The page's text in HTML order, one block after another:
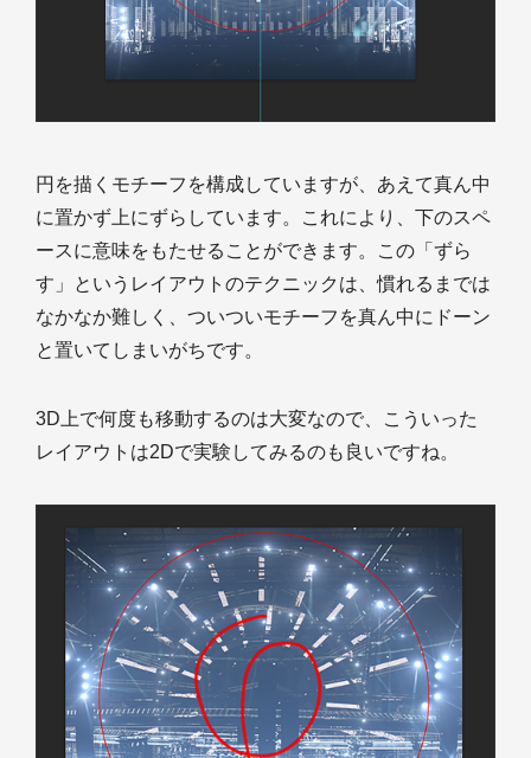
円を描くモチーフを構成していますが、あえて真ん中
に置かず上にずらしています。これにより、下のスペ
ースに意味をもたせることができます。この「ずら
す」というレイアウトのテクニックは、慣れるまでは
なかなか難しく、ついついモチーフを真ん中にドーン
と置いてしまいがちです。
3D上で何度も移動するのは大変なので、こういった
レイアウトは2Dで実験してみるのも良いですね。